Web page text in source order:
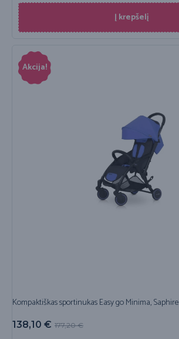
Į krepšelį
Akcija!
Kompaktiškas sportinukas Easy go Minima, Saphire
177,20€
138,10 €